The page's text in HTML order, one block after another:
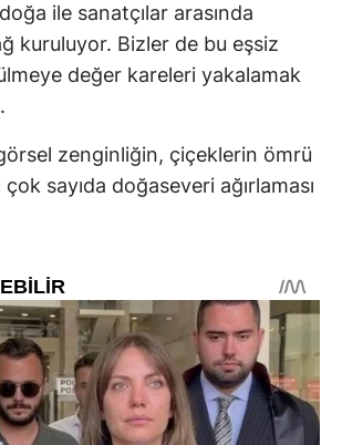
ile sanatçılar arasında
kuruluyor. Bizler de bu eşsiz
değer kareleri yakalamak
zenginliğin, çiçeklerin ömrü
sayıda doğaseveri ağırlaması